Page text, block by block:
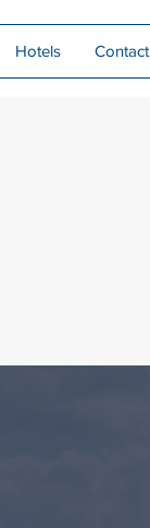
Hotels Contact